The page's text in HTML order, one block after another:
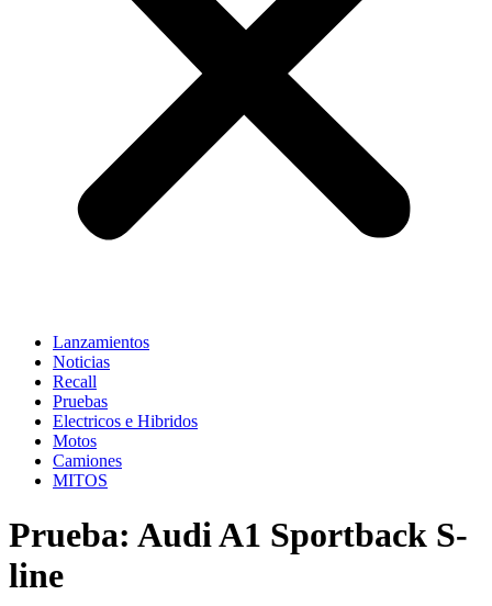
Lanzamientos
Noticias
Recall
Pruebas
Electricos e Hibridos
Motos
Camiones
MITOS
Prueba: Audi A1 Sportback S-
line